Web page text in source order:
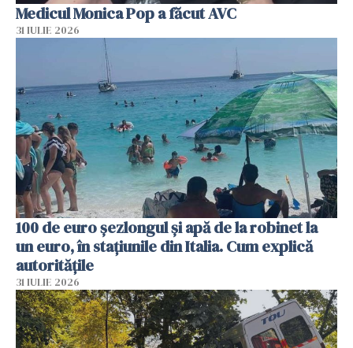
Medicul Monica Pop a făcut AVC
31 IULIE 2026
100 de euro șezlongul și apă de la robinet la
un euro, în stațiunile din Italia. Cum explică
autoritățile
31 IULIE 2026